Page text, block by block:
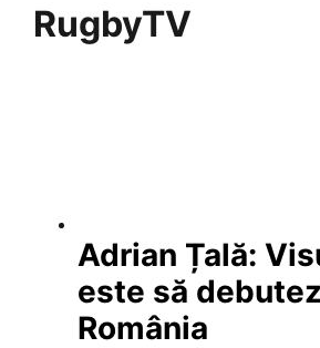
RugbyTV
Adrian Țală:
este să
România